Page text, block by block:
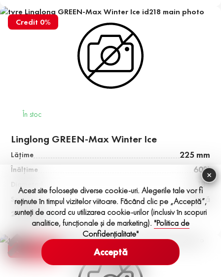
×
Acest site folosește diverse cookie-uri. Alegerile tale vor fi
reținute în timpul vizitelor viitoare. Făcând clic pe „Acceptă”,
sunteți de acord cu utilizarea cookie-urilor (inclusiv în scopuri
analitice, funcționale și de marketing). "Politica de
Confidențialitate"
Acceptă
Credit 0%
În stoc
Linglong GREEN-Max Winter Ice
Lăţime 225 mm
Înălţime 60%
18”
Sezon Vară
2 210 MDL
Credit 0%